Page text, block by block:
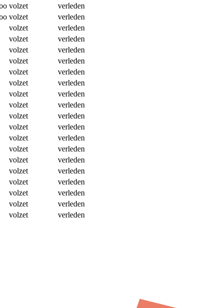
volzet
verleden
volzet
verleden
volzet
verleden
volzet
verleden
volzet
verleden
volzet
verleden
volzet
verleden
volzet
verleden
volzet
verleden
volzet
verleden
volzet
verleden
volzet
verleden
volzet
verleden
volzet
verleden
volzet
verleden
volzet
verleden
volzet
verleden
volzet
verleden
volzet
verleden
volzet verleden